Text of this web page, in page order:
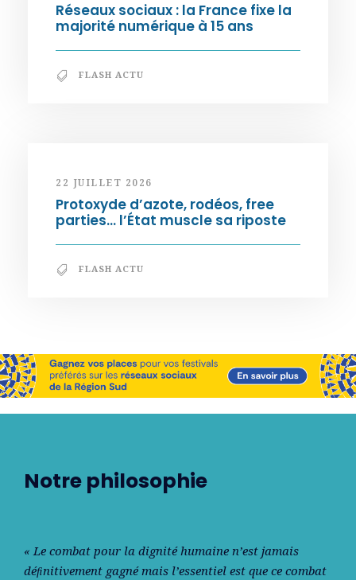
Réseaux sociaux : la France fixe la
majorité numérique à 15 ans
FLASH ACTU
22 JUILLET 2026
Protoxyde d’azote, rodéos, free
parties… l’État muscle sa riposte
FLASH ACTU
Notre philosophie
« Le combat pour la dignité humaine n’est jamais
déﬁnitivement gagné mais l’essentiel est que ce combat